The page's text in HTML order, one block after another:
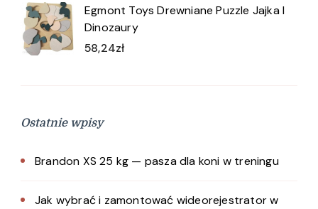
Egmont Toys Drewniane Puzzle Jajka I
Dinozaury
58,24zł
Ostatnie wpisy
Brandon XS 25 kg — pasza dla koni w treningu
Jak wybrać i zamontować wideorejestrator w